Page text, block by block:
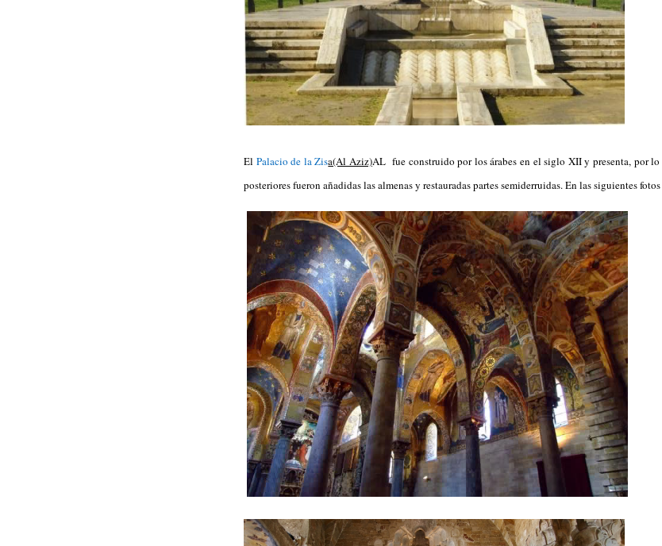
El Palacio de la Zisa(Al Aziz)AL fue construido por los árabes en el siglo XII y presenta, por
posteriores fueron añadidas las almenas y restauradas partes semiderruidas. En las siguientes